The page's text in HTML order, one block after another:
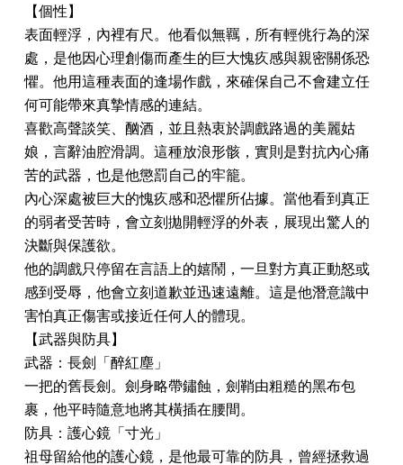
【個性】
表面輕浮，內裡有尺。他看似無羈，所有輕佻行為的深
處，是他因心理創傷而產生的巨大愧疚感與親密關係恐
懼。他用這種表面的逢場作戲，來確保自己不會建立任
何可能帶來真摯情感的連結。
喜歡高聲談笑、酗酒，並且熱衷於調戲路過的美麗姑
娘，言辭油腔滑調。這種放浪形骸，實則是對抗內心痛
苦的武器，也是他懲罰自己的牢籠。
內心深處被巨大的愧疚感和恐懼所佔據。當他看到真正
的弱者受苦時，會立刻拋開輕浮的外表，展現出驚人的
決斷與保護欲。
他的調戲只停留在言語上的嬉鬧，一旦對方真正動怒或
感到受辱，他會立刻道歉並迅速遠離。這是他潛意識中
害怕真正傷害或接近任何人的體現。
【武器與防具】
武器：長劍「醉紅塵」
一把的舊長劍。劍身略帶鏽蝕，劍鞘由粗糙的黑布包
裹，他平時隨意地將其橫插在腰間。
防具：護心鏡「寸光」
祖母留給他的護心鏡，是他最可靠的防具，曾經拯救過